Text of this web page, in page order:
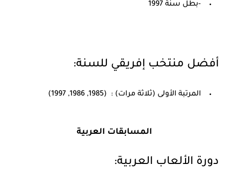
-بطل سنة 1997
أفضل منتخب إفريقي للسنة:
المرتبة الأولى (ثلاثة مرات) : (1985, 1986, 1997)
المسابقات العربية
دورة الألعاب العربية: